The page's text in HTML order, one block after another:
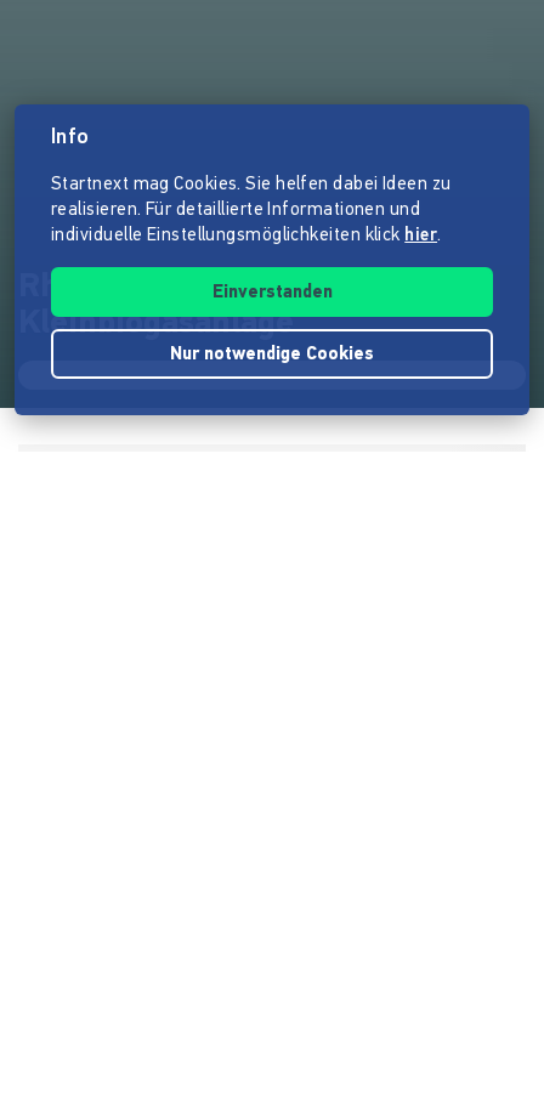
Rheintalgas | Speisereste-
Kleinbiogasanlage
Info
Startnext mag Cookies. Sie helfen dabei Ideen zu
realisieren. Für detaillierte Informationen und
individuelle Einstellungsmöglichkeiten klick hier.
Einverstanden
Nur notwendige Cookies